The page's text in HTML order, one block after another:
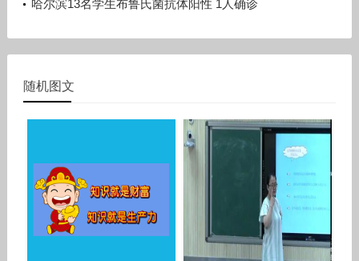
哈尔滨13名学生布鲁氏菌抗体阳性 1人确诊
随机图文